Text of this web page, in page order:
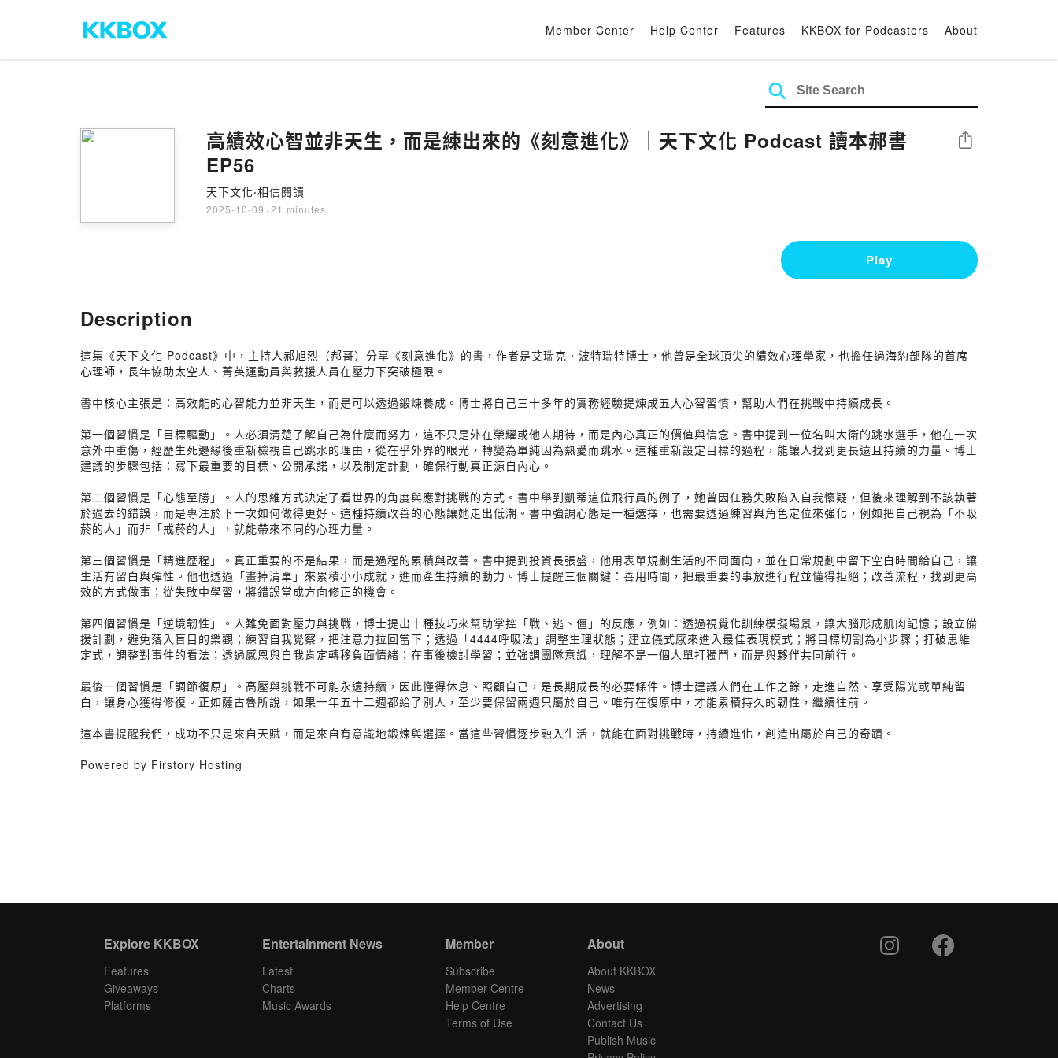
Member Center Help Center Features KKBOX for Podcasters About
高績效心智並非天生，而是練出來的《刻意進化》｜天下文化 Podcast 讀本郝書
EP56
天下文化‧相信閱讀
2025-10-09 · 21 minutes
Share
Play
Description
這集《天下文化 Podcast》中，主持人郝旭烈（郝哥）分享《刻意進化》的書，作者是艾瑞克．波特瑞特博士，他曾是全球頂尖的績效心理學家，也擔任過海豹部隊的首席
心理師，長年協助太空人、菁英運動員與救援人員在壓力下突破極限。
書中核心主張是：高效能的心智能力並非天生，而是可以透過鍛煉養成。博士將自己三十多年的實務經驗提煉成五大心智習慣，幫助人們在挑戰中持續成長。
第一個習慣是「目標驅動」。人必須清楚了解自己為什麼而努力，這不只是外在榮耀或他人期待，而是內心真正的價值與信念。書中提到一位名叫大衛的跳水選手，他在一次
意外中重傷，經歷生死邊緣後重新檢視自己跳水的理由，從在乎外界的眼光，轉變為單純因為熱愛而跳水。這種重新設定目標的過程，能讓人找到更長遠且持續的力量。博士
建議的步驟包括：寫下最重要的目標、公開承諾，以及制定計劃，確保行動真正源自內心。
第二個習慣是「心態至勝」。人的思維方式決定了看世界的角度與應對挑戰的方式。書中舉到凱蒂這位飛行員的例子，她曾因任務失敗陷入自我懷疑，但後來理解到不該執著
於過去的錯誤，而是專注於下一次如何做得更好。這種持續改善的心態讓她走出低潮。書中強調心態是一種選擇，也需要透過練習與角色定位來強化，例如把自己視為「不吸
菸的人」而非「戒菸的人」，就能帶來不同的心理力量。
第三個習慣是「精進歷程」。真正重要的不是結果，而是過程的累積與改善。書中提到投資長張盛，他用表單規劃生活的不同面向，並在日常規劃中留下空白時間給自己，讓
生活有留白與彈性。他也透過「畫掉清單」來累積小小成就，進而產生持續的動力。博士提醒三個關鍵：善用時間，把最重要的事放進行程並懂得拒絕；改善流程，找到更高
效的方式做事；從失敗中學習，將錯誤當成方向修正的機會。
第四個習慣是「逆境韌性」。人難免面對壓力與挑戰，博士提出十種技巧來幫助掌控「戰、逃、僵」的反應，例如：透過視覺化訓練模擬場景，讓大腦形成肌肉記憶；設立備
援計劃，避免落入盲目的樂觀；練習自我覺察，把注意力拉回當下；透過「4444呼吸法」調整生理狀態；建立儀式感來進入最佳表現模式；將目標切割為小步驟；打破思維
定式，調整對事件的看法；透過感恩與自我肯定轉移負面情緒；在事後檢討學習；並強調團隊意識，理解不是一個人單打獨鬥，而是與夥伴共同前行。
最後一個習慣是「調節復原」。高壓與挑戰不可能永遠持續，因此懂得休息、照顧自己，是長期成長的必要條件。博士建議人們在工作之餘，走進自然、享受陽光或單純留
白，讓身心獲得修復。正如薩古魯所說，如果一年五十二週都給了別人，至少要保留兩週只屬於自己。唯有在復原中，才能累積持久的韌性，繼續往前。
這本書提醒我們，成功不只是來自天賦，而是來自有意識地鍛煉與選擇。當這些習慣逐步融入生活，就能在面對挑戰時，持續進化，創造出屬於自己的奇蹟。
Powered by Firstory Hosting
Explore KKBOX
Features
Giveaways
Platforms
Entertainment News
Latest
Charts
Music Awards
Member
Subscribe
Member Centre
Help Centre
Terms of Use
About
About KKBOX
News
Advertising
Contact Us
Publish Music